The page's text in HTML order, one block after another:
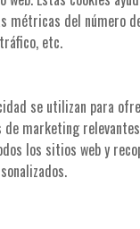
métricas del número
etc.
se utilizan para
de marketing
los sitios web y